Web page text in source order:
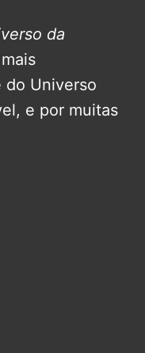
da
do Universo
e por muitas